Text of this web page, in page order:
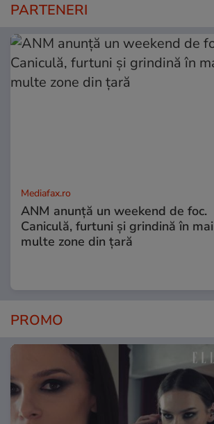
PARTENERI
Mediafax.ro
ANM anunță un weekend de foc.
Caniculă, furtuni și grindină în mai
multe zone din țară
PROMO